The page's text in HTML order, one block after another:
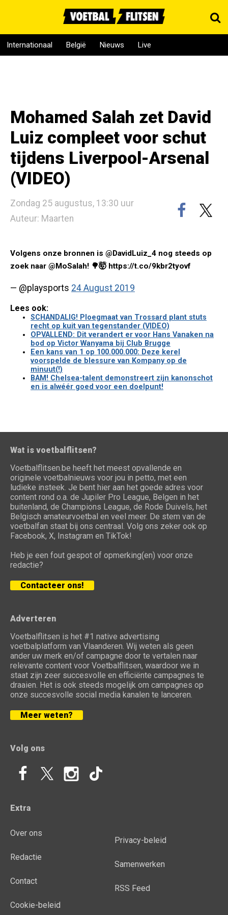
Internationaal België Nieuws Live
Mohamed Salah zet David
Luiz compleet voor schut
tijdens Liverpool-Arsenal
(VIDEO)
Zondag 25 augustus, 13:30 uur
Auteur: Maarten
Volgens onze bronnen is @DavidLuiz_4 nog steeds op
zoek naar @MoSalah! 🌳🤯 https://t.co/9kbr2tyovf
— @playsports 24 August 2019
Lees ook:
SCHANDALIG! Ploegmaat van Trossard plant stuts
recht op kuit van tegenstander (VIDEO)
OPVALLEND: Dit verandert er voor Hans Vanaken na
bod op Victor Wanyama bij Club Brugge
Een kans van 1 op 100.000.000: Deze kerel
voorspelde de blessure van Kompany op de
minuut(!)
BAM! Chelsea-talent demonstreert zijn kanonschot
en is alwéér goed voor een doelpunt!
Wat is voetbalflitsen?
Voetbalflitsen.be heeft het meest opvallende en
originele voetbalnieuws voor jou in petto, met een
ludieke insteek. Je bent hier aan het goede adres voor
content rond o.a. de Jupiler Pro League, Belgen in het
buitenland, de Champions League, de Rode Duivels, het
Belgisch amateurvoetbal en veel meer. De stem van de
voetbalfan staat bij ons centraal. Volg ons zeker ook op
Facebook, X, Instagram en TikTok!
Heb je een fout gespot of opmerking(en) voor onze
redactie?
Contacteer ons!
Adverteren
Voetbalflitsen is het #1 native advertising
voetbalplatform van Vlaanderen. Wij weten als geen
ander uw merk en/of campagne door te vertalen naar
relevante content voor Voetbalflitsen, waardoor we in
staat zijn zeer succesvolle en efficiënte campagnes te
draaien. Het is ook steeds mogelijk om campagnes op
onze succesvolle social media kanalen te lanceren.
Meer weten?
Volg ons
Extra
Over ons
Redactie
Contact
Cookie-beleid
Privacy-beleid
Samenwerken
RSS Feed